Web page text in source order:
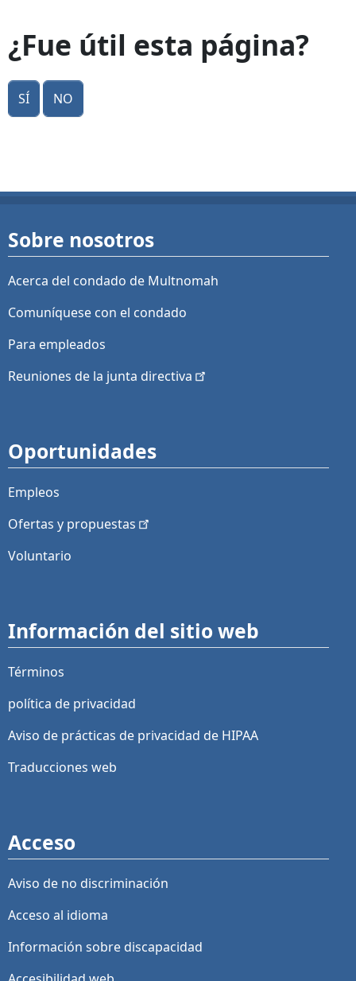
¿Fue útil esta página?
Sí No
Sobre nosotros
Acerca del condado de Multnomah
Comuníquese con el condado
Para empleados
Reuniones de la junta directiva
Oportunidades
Empleos
Ofertas y propuestas
Voluntario
Información del sitio web
Términos
política de privacidad
Aviso de prácticas de privacidad de HIPAA
Traducciones web
Acceso
Aviso de no discriminación
Acceso al idioma
Información sobre discapacidad